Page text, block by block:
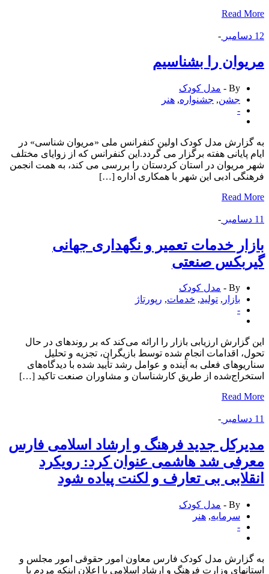
Read
-
را بشناسیم
By -
مدل کودک
جشن,جشنواره,هنر
مدل کودک اولین کنفرانس ملی «مریوان شناسی» در
پایانی هفته برگزار می گردد.این کنفرانس که از زوایای مختلف
مریوان در استان کردستان را بررسی می کند، به همت انجمن
ادبی این شهر با همکاری اداره […]
Read
-
خدمات تعمیر و نگهداری جهانی
صنعتی
By -
مدل کودک
بازار
,تولید ,خدمات,رپورتاژ
ارزیابی بازار را ارائه می‌کند که بر روندهای در حال
اقدامات انجام شده توسط بازیگران، تجزیه و تحلیل
فعلی به آینده و عوامل رشد تأیید شده با دیدگاه‌های
از طریق کارشناسان و مشاوران صنعت تاکید […]
Read
-
جدید فرهنگ و ارشاد اسلامی فارس
شد هاشمی عنوان کرد: رویکرد
بی تعارف و لکنت پیاده شود
By -
مدل کودک
سرمایه ,هنر
مدل کودک فارس معاون امور حقوقی امور مجلس و
وزارت فرهنگ و ارشاد اسلامی با اعلان اینکه مردم با